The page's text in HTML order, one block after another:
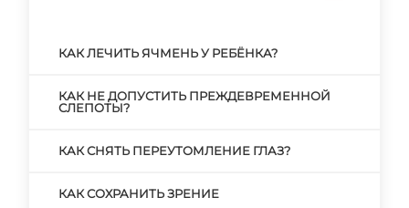
КАК ЛЕЧИТЬ ЯЧМЕНЬ У РЕБЁНКА?
КАК НЕ ДОПУСТИТЬ ПРЕЖДЕВРЕМЕННОЙ
СЛЕПОТЫ?
КАК СНЯТЬ ПЕРЕУТОМЛЕНИЕ ГЛАЗ?
КАК СОХРАНИТЬ ЗРЕНИЕ